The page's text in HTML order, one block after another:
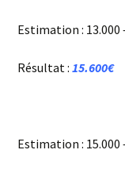
Estimation : 13.000
Résultat : 15.600€
Estimation : 15.000